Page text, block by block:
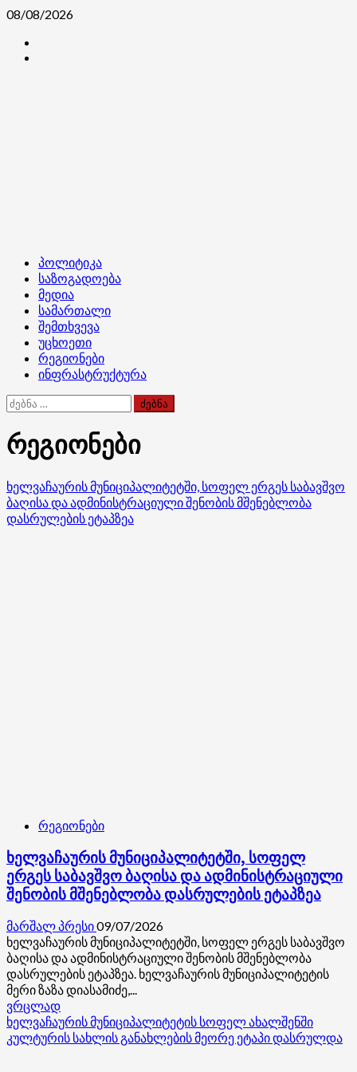
Skip
content
08/08/2026
Primary
Menu
პოლიტიკა
საზოგადოება
მედია
სამართალი
შემთხვევა
უცხოეთი
რეგიონები
ინფრასტრუქტურა
ძებნა:
რეგიონები
ხელვაჩაურის მუნიციპალიტეტში, სოფელ ერგეს საბავშვო
ბაღისა და ადმინისტრაციული შენობის მშენებლობა
დასრულების ეტაპზეა
რეგიონები
ხელვაჩაურის მუნიციპალიტეტში, სოფელ
ერგეს საბავშვო ბაღისა და ადმინისტრაციული
შენობის მშენებლობა დასრულების ეტაპზეა
მარშალ პრესი09/07/2026
ხელვაჩაურის მუნიციპალიტეტში, სოფელ ერგეს საბავშვო
ბაღისა და ადმინისტრაციული შენობის მშენებლობა
დასრულების ეტაპზეა. ხელვაჩაურის მუნიციპალიტეტის
მერი ზაზა დიასამიძე,...
ვრცლადRead
more
about
ხელვაჩაურის
ხელვაჩაურის მუნიციპალიტეტის სოფელ ახალშენში
კულტურის სახლის განახლების მეორე ეტაპი დასრულდა